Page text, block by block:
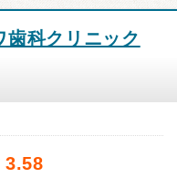
歯科クリニック
3.58